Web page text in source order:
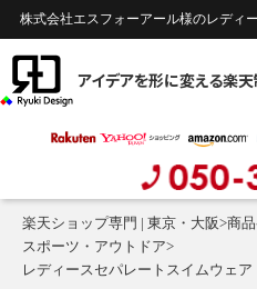
アイデアを形に変える楽
楽天ショップ専門 | 東京・大阪>商
スポーツ・アウトドア>
レディースセパレートスイムウェア